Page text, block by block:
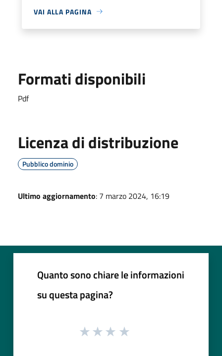
VAI ALLA PAGINA
Formati disponibili
Pdf
Licenza di distribuzione
Pubblico dominio
Ultimo aggiornamento: 7 marzo 2024, 16:19
Quanto sono chiare le informazioni
su questa pagina?